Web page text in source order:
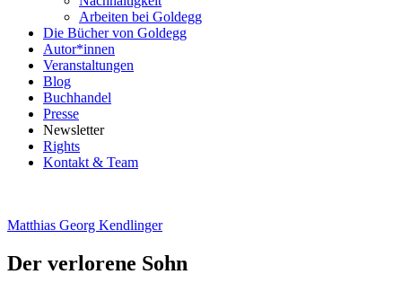
Arbeiten bei Goldegg
Die Bücher von Goldegg
Autor*innen
Veranstaltungen
Blog
Buchhandel
Presse
Newsletter
Rights
Kontakt & Team
Matthias Georg Kendlinger
Der verlorene Sohn